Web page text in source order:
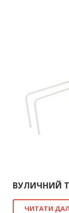
ВУЛИЧНИЙ
ЧИТАТИ